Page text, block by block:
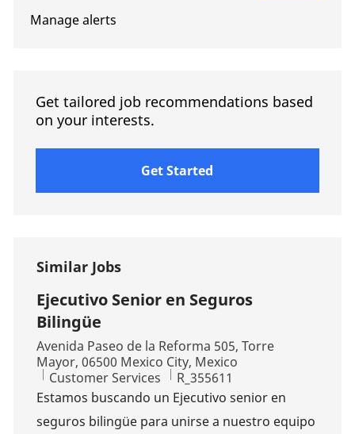
Manage alerts
Get tailored job recommendations based
on your interests.
Get Started
Similar Jobs
Ejecutivo Senior en Seguros
Bilingüe
Location
Avenida Paseo de la Reforma 505, Torre
Mayor, 06500 Mexico City, Mexico
Category
Customer Services Job Id
R_355611
Estamos buscando un Ejecutivo senior en
seguros bilingüe para unirse a nuestro equipo